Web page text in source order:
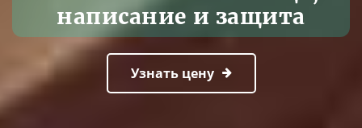
написание и защита
Узнать цену